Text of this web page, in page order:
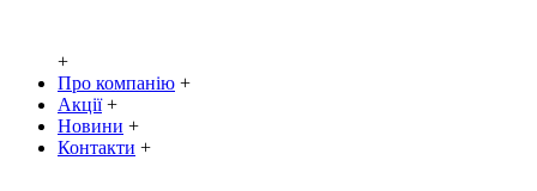
+
Про компанію +
Акції +
Новини +
Контакти +